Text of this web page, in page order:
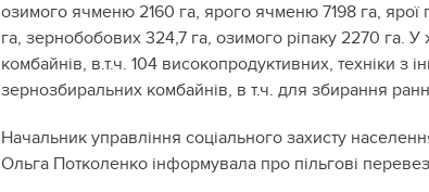
озимого ячменю 2160 га, ярого ячменю 7198 га, ярої
га, зернобобових 324,7 га, озимого ріпаку 2270 га. У
комбайнів, в.т.ч. 104 високопродуктивних, техніки з
зернозбиральних комбайнів, в т.ч. для збирання
Начальник управління соціального захисту
Ольга Потколенко інформувала про пільгові